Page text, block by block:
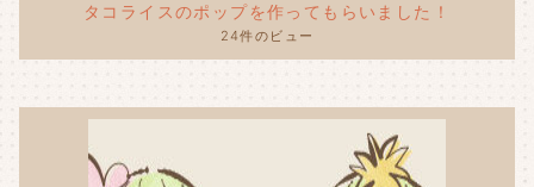
タコライスのポップを作ってもらいました！
24件のビュー